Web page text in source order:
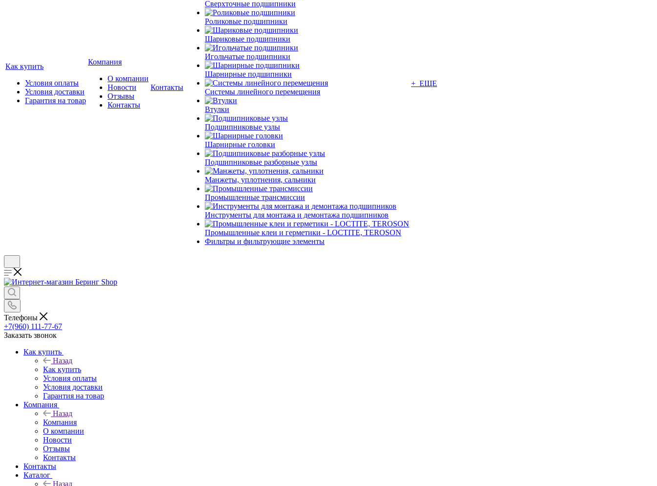
Как купить
Условия оплаты
Условия доставки
Гарантия на товар
Компания
О компании
Новости
Отзывы
Контакты
Контакты
Сверхточные подшипники
Роликовые подшипники
Шариковые подшипники
Игольчатые подшипники
Шарнирные подшипники
Системы линейного перемещения
Втулки
Подшипниковые узлы
Шарнирные головки
Подшипниковые разборные узлы
Манжеты, уплотнения, сальники
Промышленные трансмиссии
Инструменты для монтажа и демонтажа подшипников
Промышленные клеи и герметики - LOCTITE, TEROSON
Фильтры и фильтрующие элементы
+ ЕЩЕ
Телефоны
+7(960) 111-77-67
Заказать звонок
Как купить
Назад
Как купить
Условия оплаты
Условия доставки
Гарантия на товар
Компания
Назад
Компания
О компании
Новости
Отзывы
Контакты
Контакты
Каталог
Назад